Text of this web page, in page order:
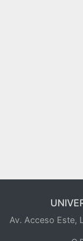
Av. Acceso Este,